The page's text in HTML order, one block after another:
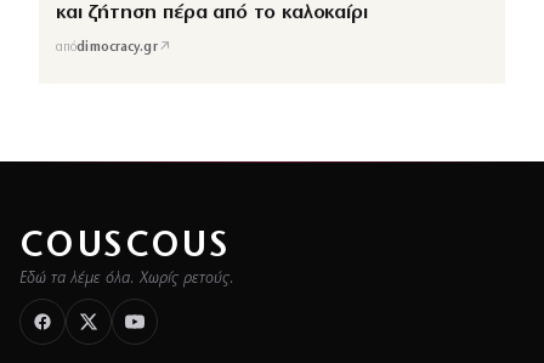
και ζήτηση πέρα από το καλοκαίρι
απόdimocracy.gr↗
COUSCOUS
Εδώ τα λέμε όλα. Χωρίς ρετούς.